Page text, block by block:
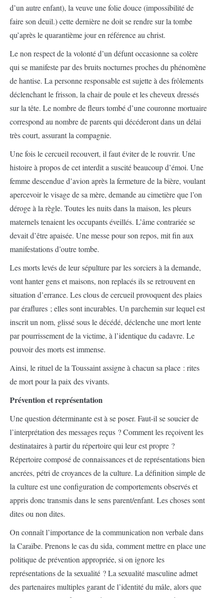
d’un autre enfant), la veuve une folie douce (impossibilité de
faire son deuil.) cette dernière ne doit se rendre sur la tombe
qu’après le quarantième jour en référence au christ.
Le non respect de la volonté d’un défunt occasionne sa colère
qui se manifeste par des bruits nocturnes proches du phénomène
de hantise. La personne responsable est sujette à des frôlements
déclenchant le frisson, la chair de poule et les cheveux dressés
sur la tête. Le nombre de fleurs tombé d’une couronne mortuaire
correspond au nombre de parents qui décéderont dans un délai
très court, assurant la compagnie.
Une fois le cercueil recouvert, il faut éviter de le rouvrir. Une
histoire à propos de cet interdit a suscité beaucoup d’émoi. Une
femme descendue d’avion après la fermeture de la bière, voulant
apercevoir le visage de sa mère, demande au cimetière que l’on
déroge à la règle. Toutes les nuits dans la maison, les pleurs
maternels tenaient les occupants éveillés. L’âme contrariée se
devait d’être apaisée. Une messe pour son repos, mit fin aux
manifestations d’outre tombe.
Les morts levés de leur sépulture par les sorciers à la demande,
vont hanter gens et maisons, non replacés ils se retrouvent en
situation d’errance. Les clous de cercueil provoquent des plaies
par éraflures ; elles sont incurables. Un parchemin sur lequel est
inscrit un nom, glissé sous le décédé, déclenche une mort lente
par pourrissement de la victime, à l’identique du cadavre. Le
pouvoir des morts est immense.
Ainsi, le rituel de la Toussaint assigne à chacun sa place : rites
de mort pour la paix des vivants.
Prévention et représentation
Une question déterminante est à se poser. Faut-il se soucier de
l’interprétation des messages reçus ? Comment les reçoivent les
destinataires à partir du répertoire qui leur est propre ?
Répertoire composé de connaissances et de représentations bien
ancrées, pétri de croyances de la culture. La définition simple de
la culture est une configuration de comportements observés et
appris donc transmis dans le sens parent/enfant. Les choses sont
dites ou non dites.
On connaît l’importance de la communication non verbale dans
la Caraïbe. Prenons le cas du sida, comment mettre en place une
politique de prévention appropriée, si on ignore les
représentations de la sexualité ? La sexualité masculine admet
des partenaires multiples garant de l’identité du mâle, alors que